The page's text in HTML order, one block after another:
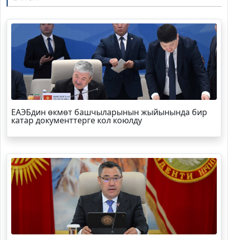
ЕАЭБдин өкмөт башчыларынын жыйынында бир
катар документтерге кол коюлду